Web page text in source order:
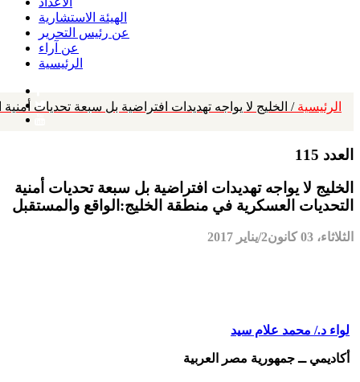
الهيئة الاستشارية
عن رئيس التحرير
عن آراء
الرئيسية
الرئيسية / الخليج لا يواجه تهديدات افتراضية بل سبعة تحديات
العدد 115
الخليج لا يواجه تهديدات افتراضية بل سبعة تحديات أمنية
التحديات العسكرية في منطقة الخليج:الواقع والمستقبل
الثلاثاء، 03 كانون2/يناير 2017
لواء د./ محمد علام سيد
أكاديمي ــ جمهورية مصر العربية